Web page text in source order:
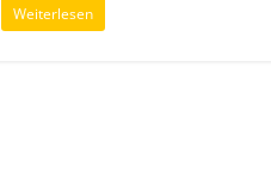
Weiterlesen